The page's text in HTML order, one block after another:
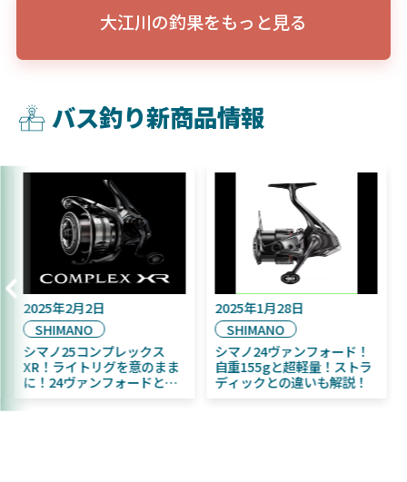
大江川の釣果をもっと見る
バス釣り新商品情報
！
ふく魚
者にお
2025年2月2日
SHIMANO
シマノ25コンプレックス
XR！ライトリグを意のまま
に！24ヴァンフォードとの
2025年1月28日
SHIMANO
シマノ24ヴァンフォ
自重155gと超軽量！
ディックとの違いも解